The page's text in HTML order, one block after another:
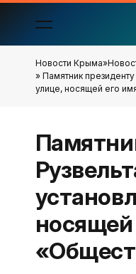
Новости Крыма»
» Памятник
улице, носящей его